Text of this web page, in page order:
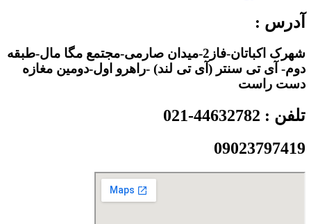
آدرس :
شهرک اکباتان-فاز2-میدان صارمی-مجتمع مگا مال-طبقه
دوم- آی تی سنتر (آی تی لند) -راهرو اول-دومین مغازه
دست راست
تلفن : 44632782-021
09023797419